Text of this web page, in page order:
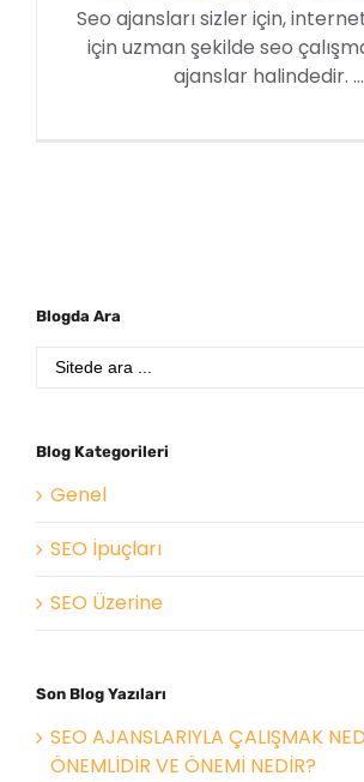
Seo ajansları sizler için,
için uzman şekilde seo
ajanslar halindedir. ...
Blogda Ara
Search
Blog Kategorileri
Genel
SEO İpuçları
SEO Üzerine
Son Blog Yazıları
SEO AJANSLARIYLA ÇALIŞMAK
ÖNEMLİDİR VE ÖNEMİ NEDİR?